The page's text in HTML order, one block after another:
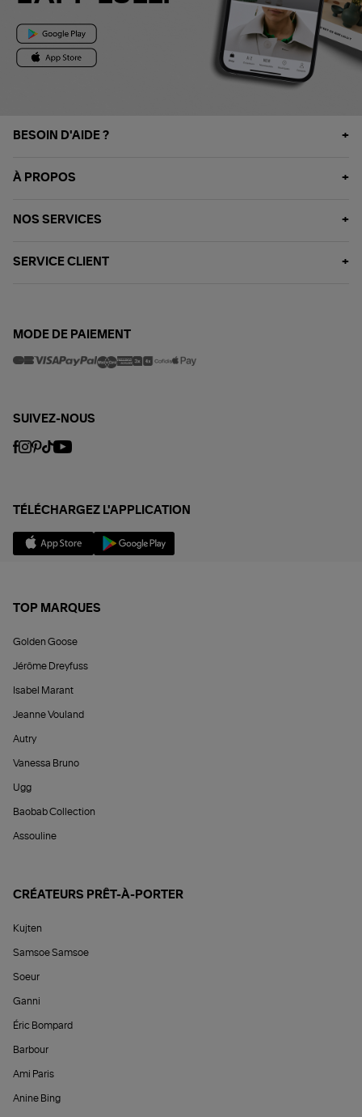
BESOIN D'AIDE ?
À PROPOS
NOS SERVICES
SERVICE CLIENT
MODE DE PAIEMENT
SUIVEZ-NOUS
TÉLÉCHARGEZ L'APPLICATION
TOP MARQUES
Golden Goose
Jérôme Dreyfuss
Isabel Marant
Jeanne Vouland
Autry
Vanessa Bruno
Ugg
Baobab Collection
Assouline
CRÉATEURS PRÊT-À-PORTER
Kujten
Samsoe Samsoe
Soeur
Ganni
Éric Bompard
Barbour
Ami Paris
Anine Bing